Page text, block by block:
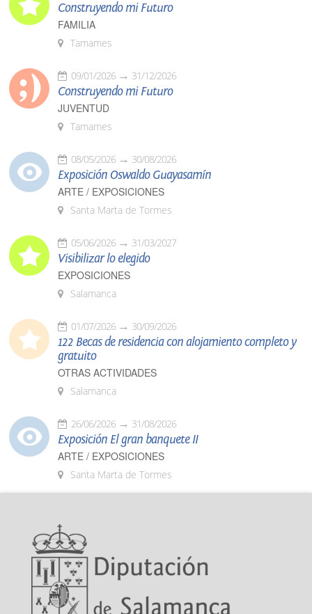
Construyendo mi Futuro
FAMILIA
Tamames
09/01/2026 31/12/2026
Construyendo mi Futuro
JUVENTUD
Tamames
08/05/2026 30/08/2026
Exposición Oswaldo Guayasamín
ARTE / EXPOSICIONES
Santa Marta de Tormes
05/06/2026 31/03/2027
Visibilizar lo elegido
EXPOSICIONES
Salamanca
01/07/2026 30/09/2026
122 Becas de residencia con alojamiento completo y
gratuito
OTRAS ACTIVIDADES
Salamanca
26/06/2026 31/08/2026
Exposición El gran banquete II
ARTE / EXPOSICIONES
Santa Marta de Tormes